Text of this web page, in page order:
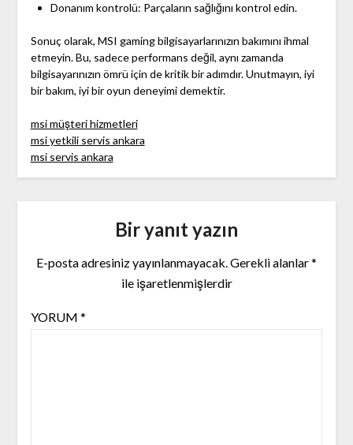
Donanım kontrolü: Parçaların sağlığını kontrol edin.
Sonuç olarak, MSI gaming bilgisayarlarınızın bakımını ihmal
etmeyin. Bu, sadece performans değil, aynı zamanda
bilgisayarınızın ömrü için de kritik bir adımdır. Unutmayın, iyi
bir bakım, iyi bir oyun deneyimi demektir.
msi müşteri hizmetleri
msi yetkili servis ankara
msi servis ankara
Bir yanıt yazın
E-posta adresiniz yayınlanmayacak.Gerekli alanlar*
ile işaretlenmişlerdir
YORUM *